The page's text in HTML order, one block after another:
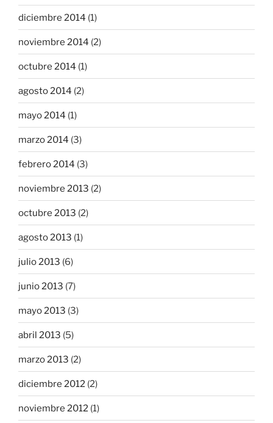
diciembre 2014 (1)
noviembre 2014 (2)
octubre 2014 (1)
agosto 2014 (2)
mayo 2014 (1)
marzo 2014 (3)
febrero 2014 (3)
noviembre 2013 (2)
octubre 2013 (2)
agosto 2013 (1)
julio 2013 (6)
junio 2013 (7)
mayo 2013 (3)
abril 2013 (5)
marzo 2013 (2)
diciembre 2012 (2)
noviembre 2012 (1)